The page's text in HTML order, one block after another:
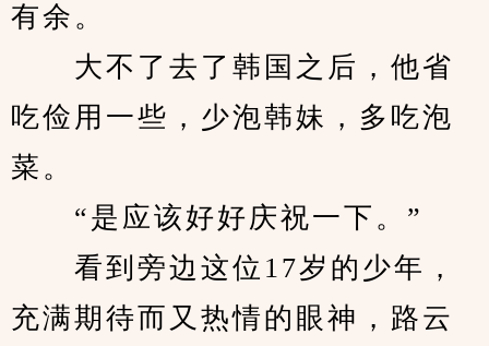
有余。
大不了去了韩国之后，他省
吃俭用一些，少泡韩妹，多吃泡
菜。
“是应该好好庆祝一下。”
看到旁边这位17岁的少年，
充满期待而又热情的眼神，路云